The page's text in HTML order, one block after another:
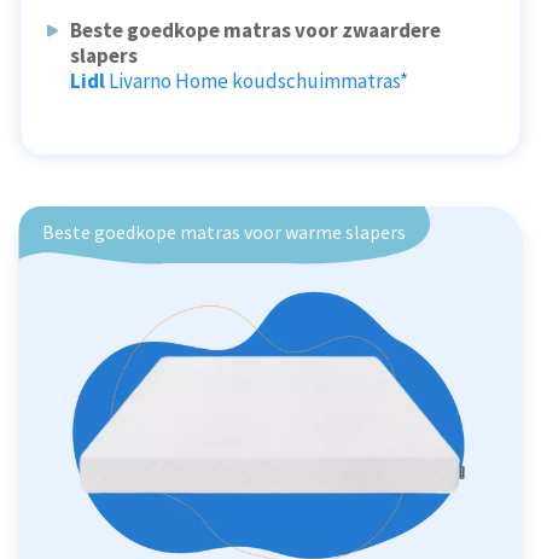
Beste goedkope matras voor zwaardere
slapers
LidlLivarno Home koudschuimmatras*
Beste goedkope matras voor warme slapers